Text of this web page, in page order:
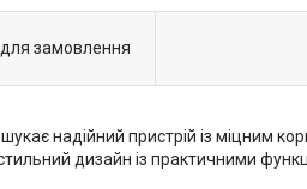
замовлення
надійний пристрій із міцним
дизайн із практичними